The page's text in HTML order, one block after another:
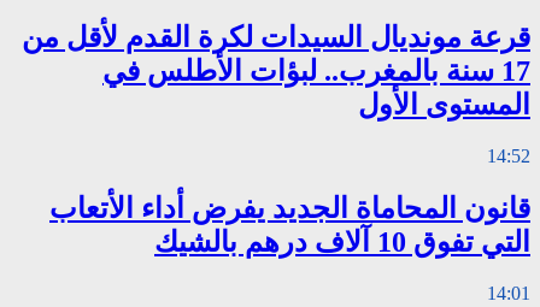
قرعة مونديال السيدات لكرة القدم لأقل من
17 سنة بالمغرب.. لبؤات الأطلس في
المستوى الأول
14:52
قانون المحاماة الجديد يفرض أداء الأتعاب
التي تفوق 10 آلاف درهم بالشيك
14:01